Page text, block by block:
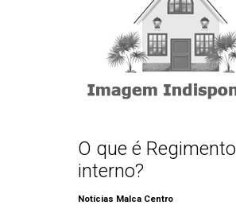
O que é Regimento
interno?
Notícias Malca Centro